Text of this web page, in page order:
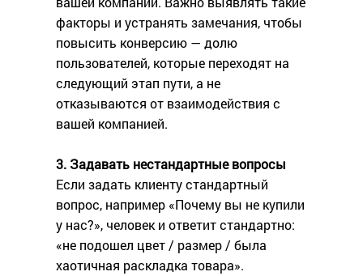
факторы и устранять замечания, чтобы
повысить конверсию — долю
пользователей, которые переходят на
следующий этап пути, а не
отказываются от взаимодействия с
вашей компанией.
3. Задавать нестандартные вопросы
Если задать клиенту стандартный
вопрос, например «Почему вы не купили
у нас?», человек и ответит стандартно:
«не подошел цвет / размер / была
хаотичная раскладка товара».